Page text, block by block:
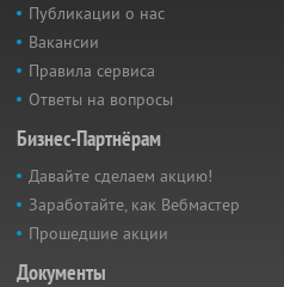
Публикации о нас
Вакансии
Правила сервиса
Ответы на вопросы
Бизнес-Партнёрам
Давайте сделаем акцию!
Заработайте, как Вебмастер
Прошедшие акции
Документы